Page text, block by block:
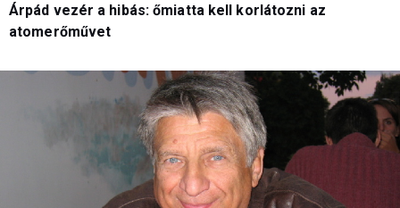
Árpád vezér a hibás: őmiatta kell korlátozni az
atomerőművet